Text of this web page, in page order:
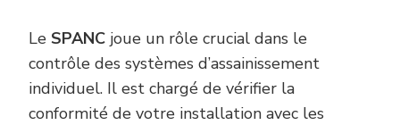
Le SPANC joue un rôle crucial dans le
contrôle des systèmes d’assainissement
individuel. Il est chargé de vérifier la
conformité de votre installation avec les